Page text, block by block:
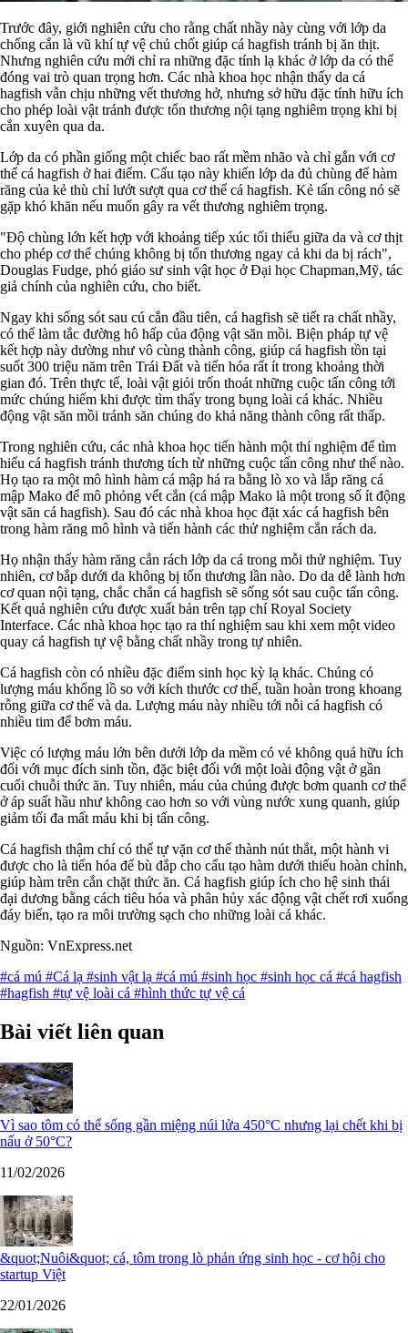
Trước đây, giới nghiên cứu cho rằng chất nhầy này cùng với lớp da
chống cắn là vũ khí tự vệ chủ chốt giúp cá hagfish tránh bị ăn thịt.
Nhưng nghiên cứu mới chỉ ra những đặc tính lạ khác ở lớp da có thể
đóng vai trò quan trọng hơn. Các nhà khoa học nhận thấy da cá
hagfish vẫn chịu những vết thương hở, nhưng sở hữu đặc tính hữu ích
cho phép loài vật tránh được tổn thương nội tạng nghiêm trọng khi bị
cắn xuyên qua da.
Lớp da có phần giống một chiếc bao rất mềm nhão và chỉ gắn với cơ
thể cá hagfish ở hai điểm. Cấu tạo này khiến lớp da đủ chùng để hàm
răng của kẻ thù chỉ lướt sượt qua cơ thể cá hagfish. Kẻ tấn công nó sẽ
gặp khó khăn nếu muốn gây ra vết thương nghiêm trọng.
"Độ chùng lớn kết hợp với khoảng tiếp xúc tối thiểu giữa da và cơ thịt
cho phép cơ thể chúng không bị tổn thương ngay cả khi da bị rách",
Douglas Fudge, phó giáo sư sinh vật học ở Đại học Chapman,Mỹ, tác
giả chính của nghiên cứu, cho biết.
Ngay khi sống sót sau cú cắn đầu tiên, cá hagfish sẽ tiết ra chất nhầy,
có thể làm tắc đường hô hấp của động vật săn mồi. Biện pháp tự vệ
kết hợp này dường như vô cùng thành công, giúp cá hagfish tồn tại
suốt 300 triệu năm trên Trái Đất và tiến hóa rất ít trong khoảng thời
gian đó. Trên thực tế, loài vật giỏi trốn thoát những cuộc tấn công tới
mức chúng hiếm khi được tìm thấy trong bụng loài cá khác. Nhiều
động vật săn mồi tránh săn chúng do khả năng thành công rất thấp.
Trong nghiên cứu, các nhà khoa học tiến hành một thí nghiệm để tìm
hiểu cá hagfish tránh thương tích từ những cuộc tấn công như thế nào.
Họ tạo ra một mô hình hàm cá mập há ra bằng lò xo và lắp răng cá
mập Mako để mô phỏng vết cắn (cá mập Mako là một trong số ít động
vật săn cá hagfish). Sau đó các nhà khoa học đặt xác cá hagfish bên
trong hàm răng mô hình và tiến hành các thử nghiệm cắn rách da.
Họ nhận thấy hàm răng cắn rách lớp da cá trong mỗi thử nghiệm. Tuy
nhiên, cơ bắp dưới da không bị tổn thương lần nào. Do da dễ lành hơn
cơ quan nội tạng, chắc chắn cá hagfish sẽ sống sót sau cuộc tấn công.
Kết quả nghiên cứu được xuất bản trên tạp chí Royal Society
Interface. Các nhà khoa học tạo ra thí nghiệm sau khi xem một video
quay cá hagfish tự vệ bằng chất nhầy trong tự nhiên.
Cá hagfish còn có nhiều đặc điểm sinh học kỳ lạ khác. Chúng có
lượng máu khổng lồ so với kích thước cơ thể, tuần hoàn trong khoang
rỗng giữa cơ thể và da. Lượng máu này nhiều tới nỗi cá hagfish có
nhiều tim để bơm máu.
Việc có lượng máu lớn bên dưới lớp da mềm có vẻ không quá hữu ích
đối với mục đích sinh tồn, đặc biệt đối với một loài động vật ở gần
cuối chuỗi thức ăn. Tuy nhiên, máu của chúng được bơm quanh cơ thể
ở áp suất hầu như không cao hơn so với vùng nước xung quanh, giúp
giảm tối đa mất máu khi bị tấn công.
Cá hagfish thậm chí có thể tự vặn cơ thể thành nút thắt, một hành vi
được cho là tiến hóa để bù đắp cho cấu tạo hàm dưới thiếu hoàn chỉnh,
giúp hàm trên cắn chặt thức ăn. Cá hagfish giúp ích cho hệ sinh thái
đại dương bằng cách tiêu hóa và phân hủy xác động vật chết rơi xuống
đáy biển, tạo ra môi trường sạch cho những loài cá khác.
Nguồn: VnExpress.net
#cá mú #Cá lạ #sinh vật lạ #cá mú #sinh học #sinh học cá #cá hagfish
#hagfish #tự vệ loài cá #hình thức tự vệ cá
Bài viết liên quan
Vì sao tôm có thể sống gần miệng núi lửa 450°C nhưng lại chết khi bị
nấu ở 50°C?
11/02/2026
&quot;Nuôi&quot; cá, tôm trong lò phản ứng sinh học - cơ hội cho
startup Việt
22/01/2026